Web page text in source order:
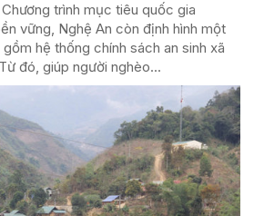
trình mục tiêu quốc gia
vững, Nghệ An còn định hình một
hệ thống chính sách an sinh xã
đó, giúp người nghèo...